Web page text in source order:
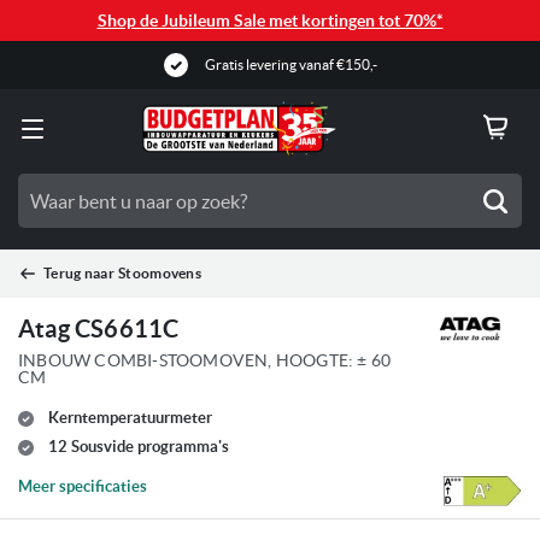
Shop de Jubileum Sale met kortingen tot 70%*
Gratis levering vanaf €150,-
Terug naar Stoomovens
Atag CS6611C
INBOUW COMBI-STOOMOVEN, HOOGTE: ± 60
CM
Kerntemperatuurmeter
12 Sousvide programma's
Meer specificaties